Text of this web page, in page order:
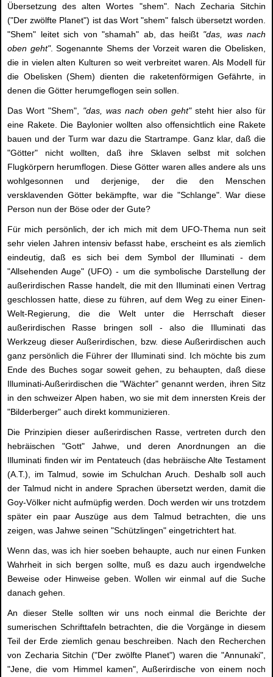
Übersetzung des alten Wortes "shem". Nach Zecharia Sitchin
("Der zwölfte Planet") ist das Wort "shem" falsch übersetzt worden.
"Shem" leitet sich von "shamah" ab, das heißt "das, was nach
oben geht". Sogenannte Shems der Vorzeit waren die Obelisken,
die in vielen alten Kulturen so weit verbreitet waren. Als Modell für
die Obelisken (Shem) dienten die raketenförmigen Gefährte, in
denen die Götter herumgeflogen sein sollen.
Das Wort "Shem", "das, was nach oben geht"steht hier also für
eine Rakete. Die Baylonier wollten also offensichtlich eine Rakete
bauen und der Turm war dazu die Startrampe. Ganz klar, daß die
"Götter" nicht wollten, daß ihre Sklaven selbst mit solchen
Flugkörpern herumflogen. Diese Götter waren alles andere als uns
wohlgesonnen und derjenige, der die den Menschen
versklavenden Götter bekämpfte, war die "Schlange". War diese
Person nun der Böse oder der Gute?
Für mich persönlich, der ich mich mit dem UFO-Thema nun seit
sehr vielen Jahren intensiv befasst habe, erscheint es als ziemlich
eindeutig, daß es sich bei dem Symbol der Illuminati - dem
"Allsehenden Auge" (UFO) - um die symbolische Darstellung der
außerirdischen Rasse handelt, die mit den Illuminati einen Vertrag
geschlossen hatte, diese zu führen, auf dem Weg zu einer Einen-
Welt-Regierung, die die Welt unter die Herrschaft dieser
außerirdischen Rasse bringen soll - also die Illuminati das
Werkzeug dieser Außerirdischen, bzw. diese Außerirdischen auch
ganz persönlich die Führer der Illuminati sind. Ich möchte bis zum
Ende des Buches sogar soweit gehen, zu behaupten, daß diese
Illuminati-Außerirdischen die "Wächter" genannt werden, ihren Sitz
in den schweizer Alpen haben, wo sie mit dem innersten Kreis der
"Bilderberger" auch direkt kommunizieren.
Die Prinzipien dieser außerirdischen Rasse, vertreten durch den
hebräischen "Gott" Jahwe, und deren Anordnungen an die
Illuminati finden wir im Pentateuch (das hebräische Alte Testament
(A.T.), im Talmud, sowie im Schulchan Aruch. Deshalb soll auch
der Talmud nicht in andere Sprachen übersetzt werden, damit die
Goy-Völker nicht aufmüpfig werden. Doch werden wir uns trotzdem
später ein paar Auszüge aus dem Talmud betrachten, die uns
zeigen, was Jahwe seinen "Schützlingen" eingetrichtert hat.
Wenn das, was ich hier soeben behaupte, auch nur einen Funken
Wahrheit in sich bergen sollte, muß es dazu auch irgendwelche
Beweise oder Hinweise geben. Wollen wir einmal auf die Suche
danach gehen.
An dieser Stelle sollten wir uns noch einmal die Berichte der
sumerischen Schrifttafeln betrachten, die die Vorgänge in diesem
Teil der Erde ziemlich genau beschreiben. Nach den Recherchen
von Zecharia Sitchin ("Der zwölfte Planet") waren die "Annunaki",
"Jene, die vom Himmel kamen", Außerirdische von einem noch